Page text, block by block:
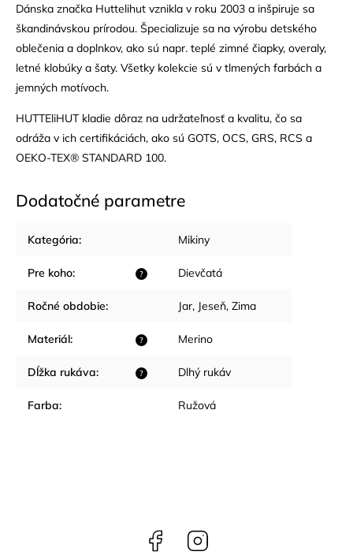
Dánska značka Huttelihut vznikla v roku 2003 a inšpiruje sa
škandinávskou prírodou. Špecializuje sa na výrobu detského
oblečenia a doplnkov, ako sú napr. teplé zimné čiapky, overaly,
letné klobúky a šaty. Všetky kolekcie sú v tlmených farbách a
jemných motívoch.
HUTTEliHUT kladie dôraz na udržateľnosť a kvalitu, čo sa
odráža v ich certifikáciách, ako sú GOTS, OCS, GRS, RCS a
OEKO-TEX® STANDARD 100.
Dodatočné parametre
Kategória: Mikiny
?
Pre koho: Dievčatá
Ročné obdobie: Jar, Jeseň, Zima
?
Materiál: Merino
?
Dĺžka rukáva: Dlhý rukáv
Farba: Ružová
Facebook